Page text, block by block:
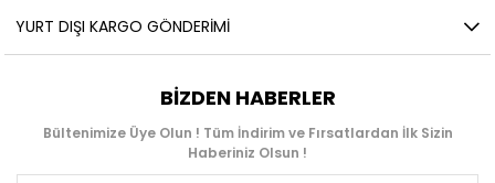
YURT DIŞI KARGO GÖNDERIMI
BIZDEN HABERLER
Bültenimize Üye Olun ! Tüm İndirim ve Fırsatlardan İlk Sizin
Haberiniz Olsun !